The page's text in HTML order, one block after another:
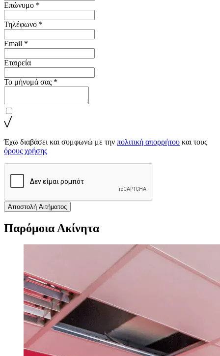
Επώνυμο *
Τηλέφωνο *
Email *
Εταιρεία
Το μήνυμά σας *
Έχω διαβάσει και συμφωνώ με την πολιτική απορρήτου και τους
όρους χρήσης
Αποστολή Αιτήματος
Παρόμοια Ακίνητα